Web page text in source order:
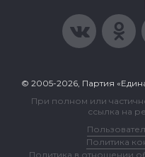
© 2005-2026, Партия
При полном или
ссылка на
Политика
Политика в отношении